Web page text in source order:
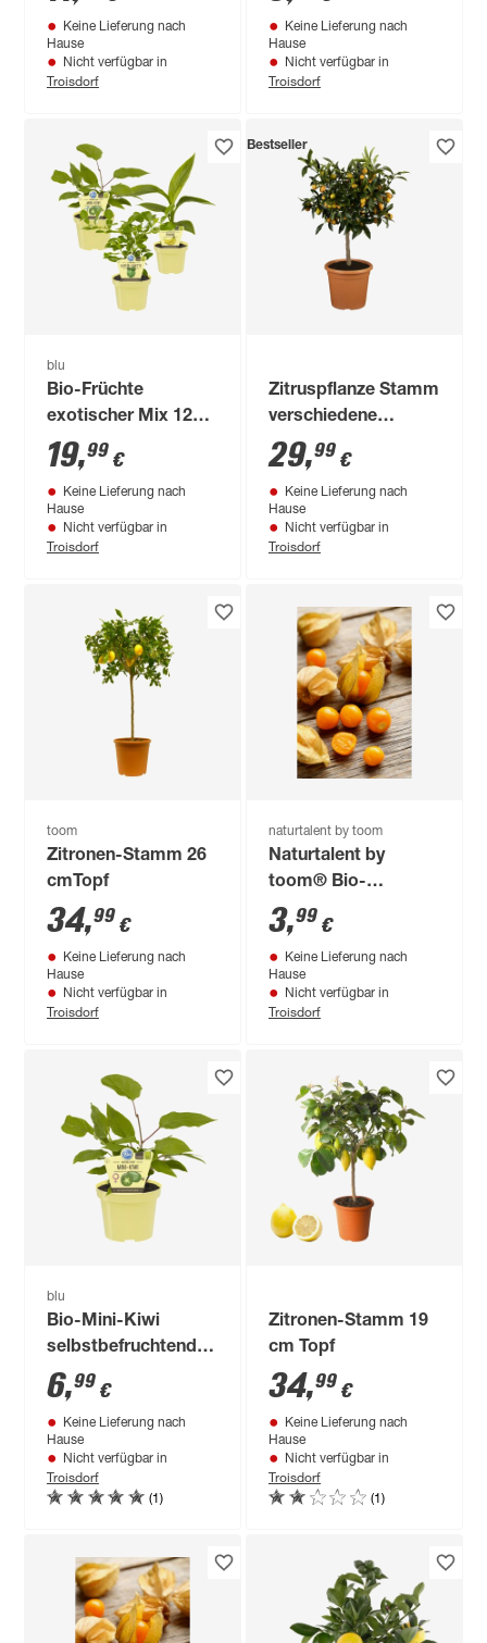
Keine Lieferung nach
Hause
Nicht verfügbar in
Troisdorf
Keine Lieferung nach
Hause
Nicht verfügbar in
Troisdorf
blu
Bio-Früchte
exotischer Mix 12
cm Topf, 3er-Set
19,99 €
Keine Lieferung nach
Hause
Nicht verfügbar in
Troisdorf
Bestseller
Zitruspflanze Stamm
verschiedene
Sorten, 19 cm Topf
29,99 €
Keine Lieferung nach
Hause
Nicht verfügbar in
Troisdorf
toom
Zitronen-Stamm 26
cmTopf
34,99 €
Keine Lieferung nach
Hause
Nicht verfügbar in
Troisdorf
naturtalent by toom
Naturtalent by
toom® Bio-
Andenbeere
'Schönbrunner Gold',
13 cm Topf
3,99 €
Keine Lieferung nach
Hause
Nicht verfügbar in
Troisdorf
blu
Bio-Mini-Kiwi
selbstbefruchtend
12 cm Topf
6,99 €
Keine Lieferung nach
Hause
Nicht verfügbar in
Troisdorf
(1)
Zitronen-Stamm 19
cm Topf
34,99 €
Keine Lieferung nach
Hause
Nicht verfügbar in
Troisdorf
(1)